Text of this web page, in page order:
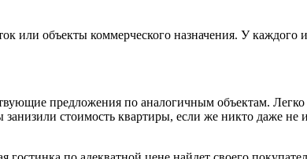
объекты коммерческого назначения. У каждого
предложения по аналогичным объектам. Легко
стоимость квартиры, если же никто даже не